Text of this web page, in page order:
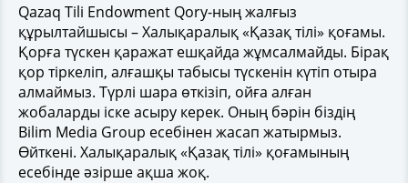
Qazaq Tili Endowment Qory-ның жалғыз
құрылтайшысы – Халықаралық «Қазақ тілі» қоғамы.
Қорға түскен қаражат ешқайда жұмсалмайды. Бірақ
қор тіркеліп, алғашқы табысы түскенін күтіп отыра
алмаймыз. Түрлі шара өткізіп, ойға алған
жобаларды іске асыру керек. Оның бәрін біздің
Bilim Media Group есебінен жасап жатырмыз.
Өйткені. Халықаралық «Қазақ тілі» қоғамының
есебінде әзірше ақша жоқ.